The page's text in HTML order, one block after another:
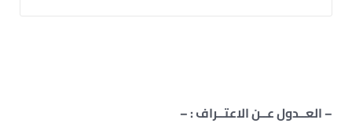
– العــدول عــن الاعتــراف : –